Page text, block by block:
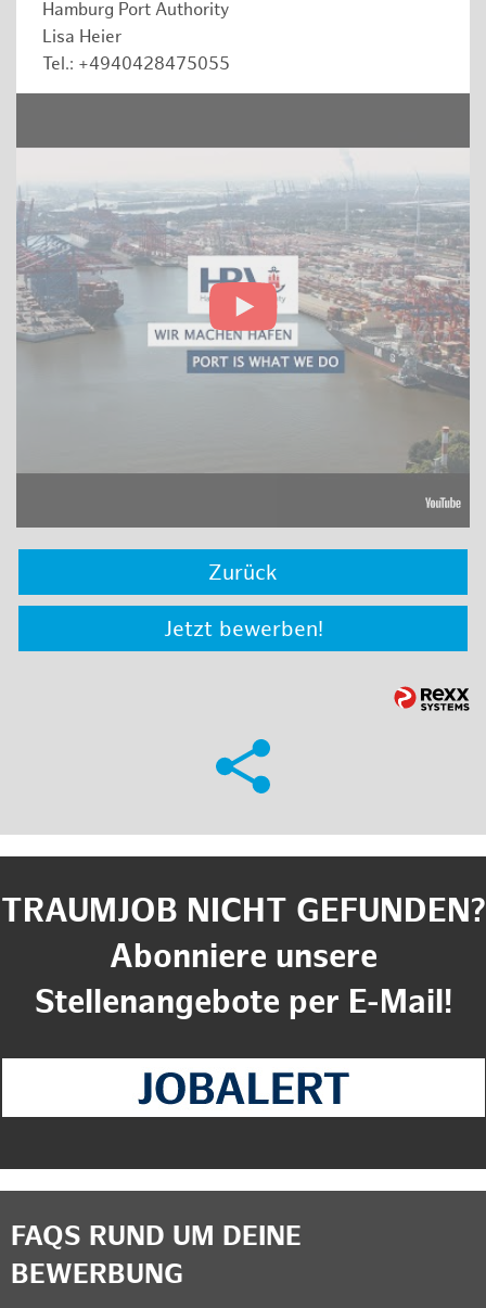
Hamburg Port Authority
Lisa Heier
Tel.: +4940428475055
Zurück
Jetzt bewerben!
TRAUMJOB NICHT GEFUNDEN?
Abonniere unsere
Stellenangebote per E-Mail!
FAQS RUND UM DEINE
BEWERBUNG